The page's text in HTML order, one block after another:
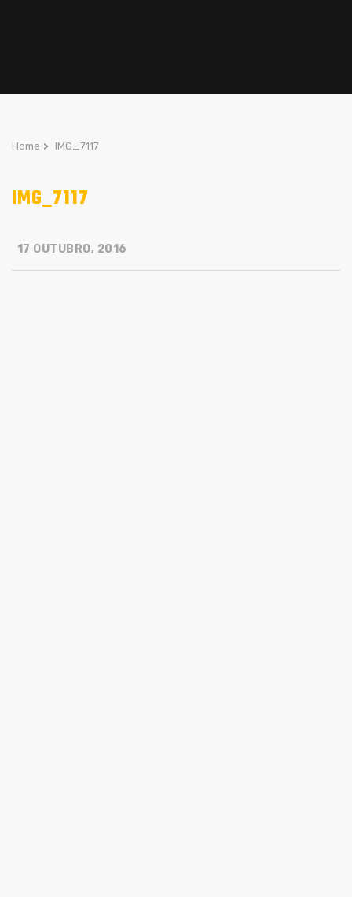
Home > IMG_7117
IMG_7117
17 OUTUBRO, 2016